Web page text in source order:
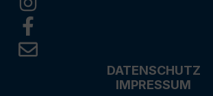
DATENSCHUTZ
IMPRESSUM